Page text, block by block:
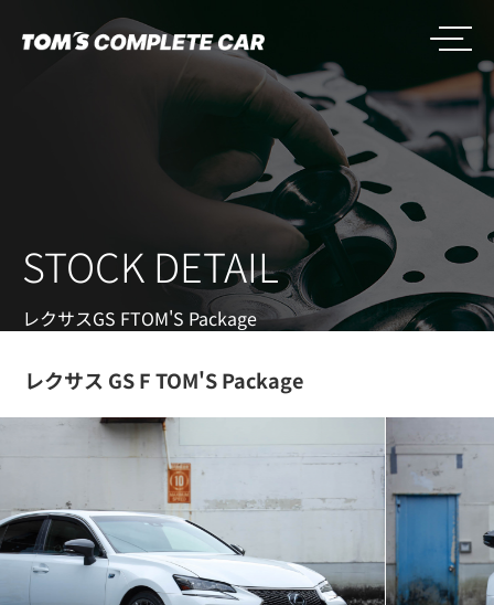
STOCK DETAIL
レクサスGS FTOM'S Package
レクサス GS F TOM'S Package